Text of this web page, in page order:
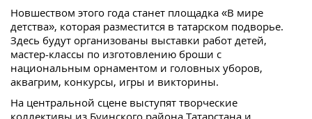
Новшеством этого года станет площадка «В мире
детства», которая разместится в татарском подворье.
Здесь будут организованы выставки работ детей,
мастер-классы по изготовлению броши с
национальным орнаментом и головных уборов,
аквагрим, конкурсы, игры и викторины.
На центральной сцене выступят творческие